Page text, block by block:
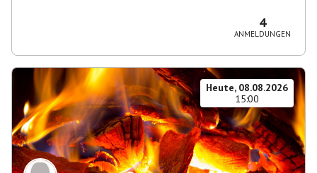
4
ANMELDUNGEN
Heute, 08.08.2026
15:00